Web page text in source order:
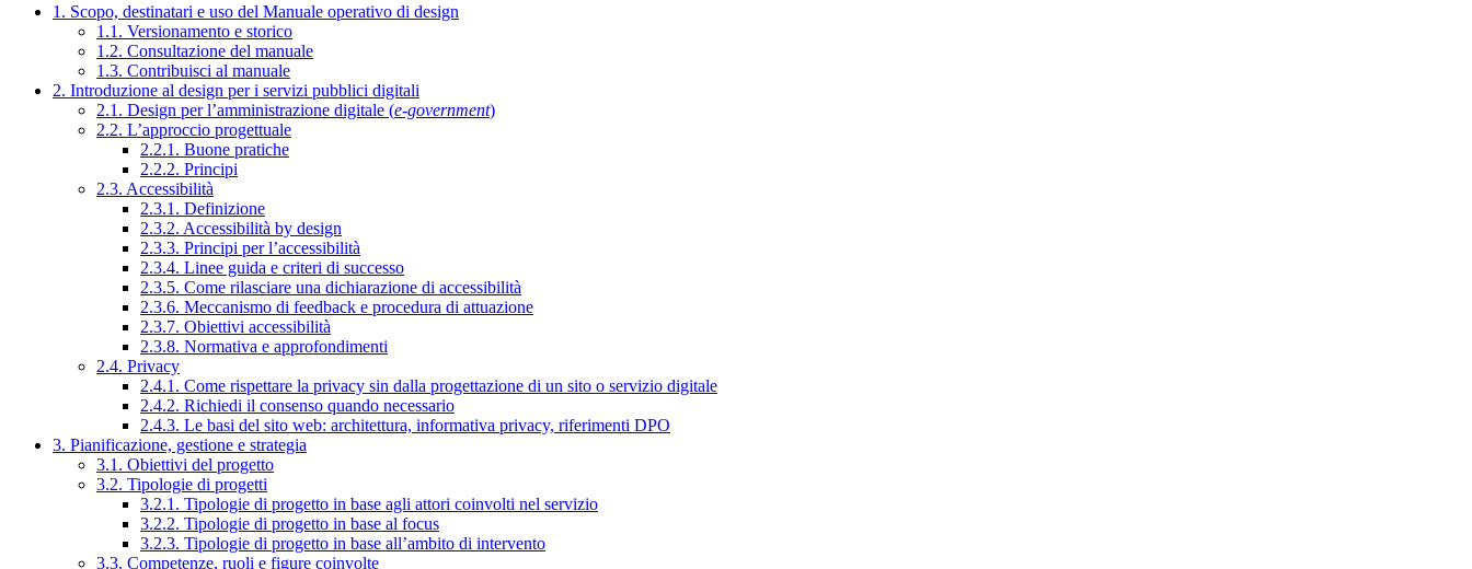
1. Scopo, destinatari e uso del Manuale operativo di design
1.1. Versionamento e storico
1.2. Consultazione del manuale
1.3. Contribuisci al manuale
2. Introduzione al design per i servizi pubblici digitali
2.1. Design per l’amministrazione digitale (e-government)
2.2. L’approccio progettuale
2.2.1. Buone pratiche
2.2.2. Principi
2.3. Accessibilità
2.3.1. Definizione
2.3.2. Accessibilità by design
2.3.3. Principi per l’accessibilità
2.3.4. Linee guida e criteri di successo
2.3.5. Come rilasciare una dichiarazione di accessibilità
2.3.6. Meccanismo di feedback e procedura di attuazione
2.3.7. Obiettivi accessibilità
2.3.8. Normativa e approfondimenti
2.4. Privacy
2.4.1. Come rispettare la privacy sin dalla progettazione di un sito o servizio digitale
2.4.2. Richiedi il consenso quando necessario
2.4.3. Le basi del sito web: architettura, informativa privacy, riferimenti DPO
3. Pianificazione, gestione e strategia
3.1. Obiettivi del progetto
3.2. Tipologie di progetti
3.2.1. Tipologie di progetto in base agli attori coinvolti nel servizio
3.2.2. Tipologie di progetto in base al focus
3.2.3. Tipologie di progetto in base all’ambito di intervento
3.3. Competenze, ruoli e figure coinvolte